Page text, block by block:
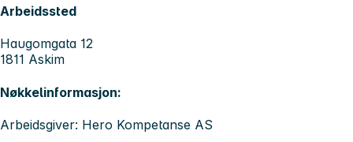
Arbeidssted
Haugomgata 12
1811 Askim
Nøkkelinformasjon:
Arbeidsgiver: Hero Kompetanse AS